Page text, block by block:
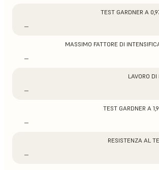
TEST GARDNER A
–
MASSIMO FATTORE DI
–
LAVORO
–
TEST GARDNER A
–
RESISTENZA AL
–